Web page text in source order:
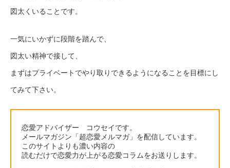
図太くいることです。
一気にいかずに段階を踏んで、
図太い精神で接して、
まずはプライベートでやり取りできるようになることを目標にし
てみて下さい。
恋愛アドバイザー コウセイです。
メールマガジン「超恋愛メルマガ」を配信しています。
このサイトよりも濃い内容の
読むだけで恋愛力が上がる恋愛コラムをお送りします。